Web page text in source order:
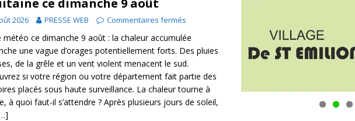
ce dimanche 9 août
2026 PRESSE WEB Commentaires fermés
météo ce dimanche 9 août : la chaleur accumulée
une vague d’orages potentiellement forts. Des pluies
de la grêle et un vent violent menacent le sud.
si votre région ou votre département fait partie des
placés sous haute surveillance. La chaleur tourne à
à quoi faut-il s’attendre ? Après plusieurs jours de soleil,